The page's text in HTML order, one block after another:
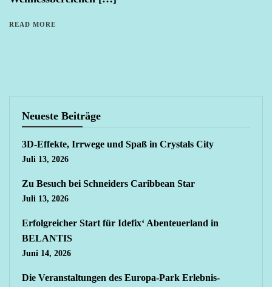
READ MORE
Neueste Beiträge
3D-Effekte, Irrwege und Spaß in Crystals City
Juli 13, 2026
Zu Besuch bei Schneiders Caribbean Star
Juli 13, 2026
Erfolgreicher Start für Idefix‘ Abenteuerland in
BELANTIS
Juni 14, 2026
Die Veranstaltungen des Europa-Park Erlebnis-